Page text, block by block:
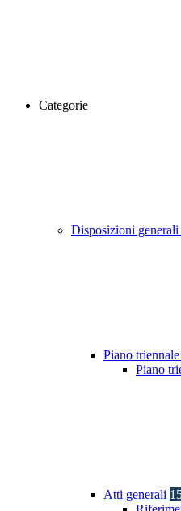
Categorie
Disposizioni generali
Piano
Piano
Atti generali